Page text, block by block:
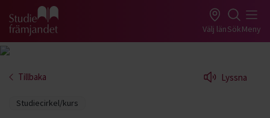
Gå till studiefrämjandets startsida Välj länSökMeny
Tillbaka Lyssna
Studiecirkel/kurs